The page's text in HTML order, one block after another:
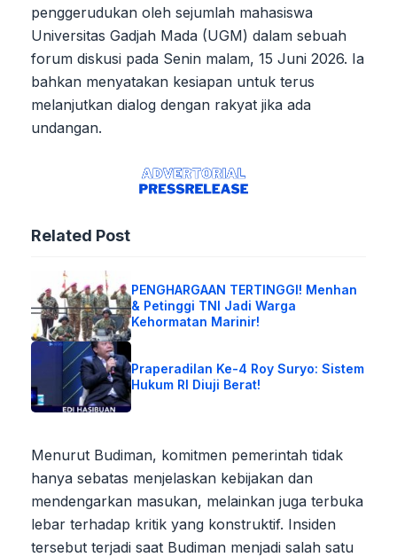
penggerudukan oleh sejumlah mahasiswa
Universitas Gadjah Mada (UGM) dalam sebuah
forum diskusi pada Senin malam, 15 Juni 2026. Ia
bahkan menyatakan kesiapan untuk terus
melanjutkan dialog dengan rakyat jika ada
undangan.
Related Post
PENGHARGAAN TERTINGGI! Menhan
& Petinggi TNI Jadi Warga
Kehormatan Marinir!
Praperadilan Ke-4 Roy Suryo: Sistem
Hukum RI Diuji Berat!
Menurut Budiman, komitmen pemerintah tidak
hanya sebatas menjelaskan kebijakan dan
mendengarkan masukan, melainkan juga terbuka
lebar terhadap kritik yang konstruktif. Insiden
tersebut terjadi saat Budiman menjadi salah satu